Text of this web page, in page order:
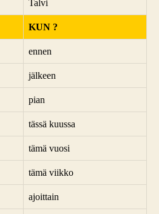
Talvi
KUN ?
ennen
jälkeen
pian
tässä kuussa
tämä vuosi
tämä viikko
ajoittain